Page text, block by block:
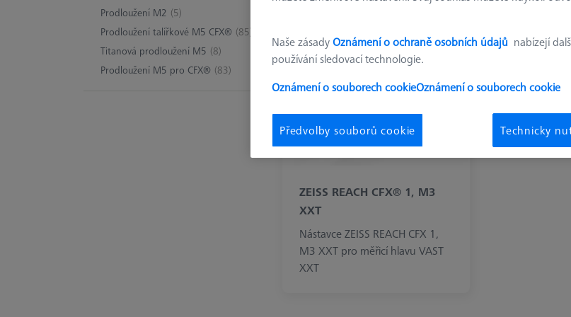
Prodloužení M2 (5)
Prodloužení talířkové M5 CFX® (85)
Titanová prodloužení M5 (8)
Prodloužení M5 pro CFX® (83)
ZEISS REACH CFX® 1, M3
XXT
Nástavce ZEISS REACH CFX 1,
M3 XXT pro měřicí hlavu VAST
XXT
Naše zásadyOznámení o ochraně osobních údajů nabízejí
používání sledovací technologie.
Oznámení o souborech cookieOznámení o souborech cookie
Předvolby souborů cookie Technicky